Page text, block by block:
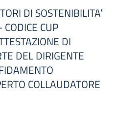
DI SOSTENIBILITA’
CUP
DI
DEL DIRIGENTE
COLLAUDATORE